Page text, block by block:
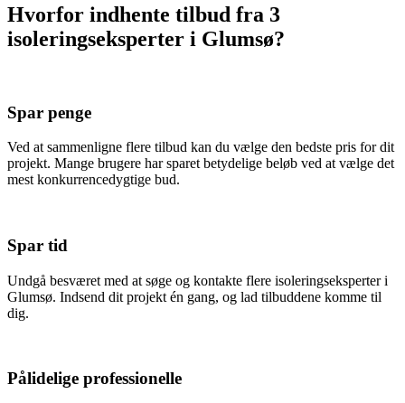
Hvorfor indhente tilbud fra 3
isoleringseksperter i Glumsø?
Spar penge
Ved at sammenligne flere tilbud kan du vælge den bedste pris for dit
projekt. Mange brugere har sparet betydelige beløb ved at vælge det
mest konkurrencedygtige bud.
Spar tid
Undgå besværet med at søge og kontakte flere isoleringseksperter i
Glumsø. Indsend dit projekt én gang, og lad tilbuddene komme til
dig.
Pålidelige professionelle